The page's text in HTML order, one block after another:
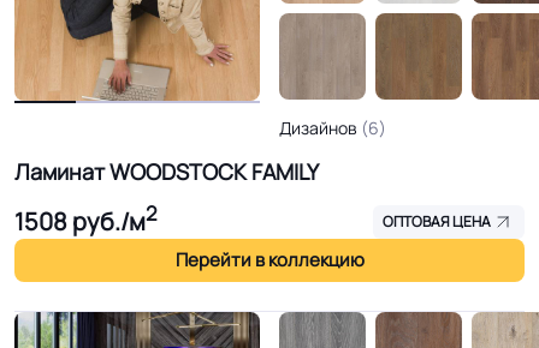
Ламинат WOODSTOCK FAMILY
1508руб./м2 ОПТОВАЯ ЦЕНА
Перейти в коллекцию
Дизайнов (6)